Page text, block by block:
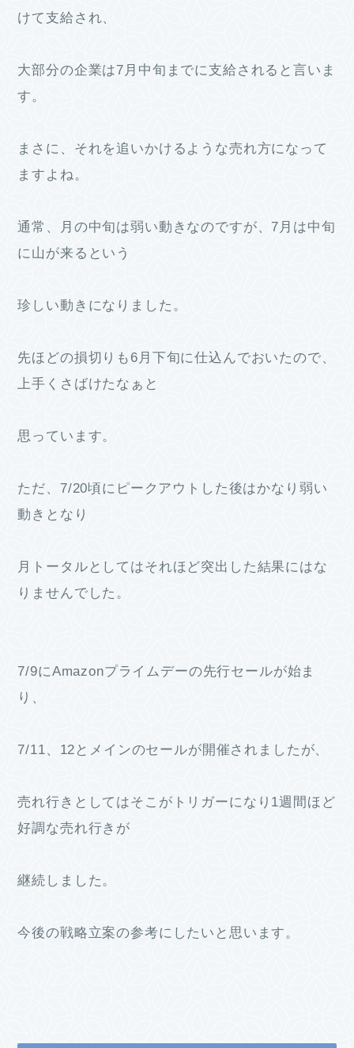
けて支給され、
大部分の企業は7月中旬までに支給されると言いま
す。
まさに、それを追いかけるような売れ方になって
ますよね。
通常、月の中旬は弱い動きなのですが、7月は中旬
に山が来るという
珍しい動きになりました。
先ほどの損切りも6月下旬に仕込んでおいたので、
上手くさばけたなぁと
思っています。
ただ、7/20頃にピークアウトした後はかなり弱い
動きとなり
月トータルとしてはそれほど突出した結果にはな
りませんでした。
7/9にAmazonプライムデーの先行セールが始ま
り、
7/11、12とメインのセールが開催されましたが、
売れ行きとしてはそこがトリガーになり1週間ほど
好調な売れ行きが
継続しました。
今後の戦略立案の参考にしたいと思います。